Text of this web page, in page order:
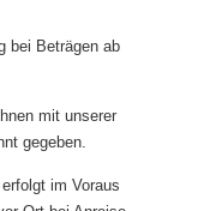
bei Beträgen ab
mit unserer
gegeben.
im Voraus